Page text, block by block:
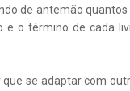
de antemão
o término de cada
se adaptar com